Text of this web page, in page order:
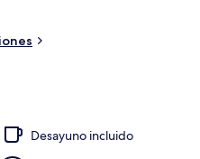
Desayuno incluido